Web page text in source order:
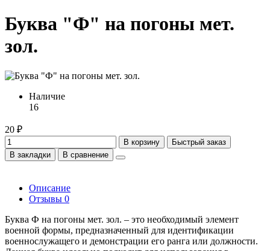
Буква "Ф" на погоны мет.
зол.
Наличие
16
20 ₽
В корзину
Быстрый заказ
В закладки
В сравнение
Описание
Отзывы 0
Буква Ф на погоны мет. зол. – это необходимый элемент
военной формы, предназначенный для идентификации
военнослужащего и демонстрации его ранга или должности.